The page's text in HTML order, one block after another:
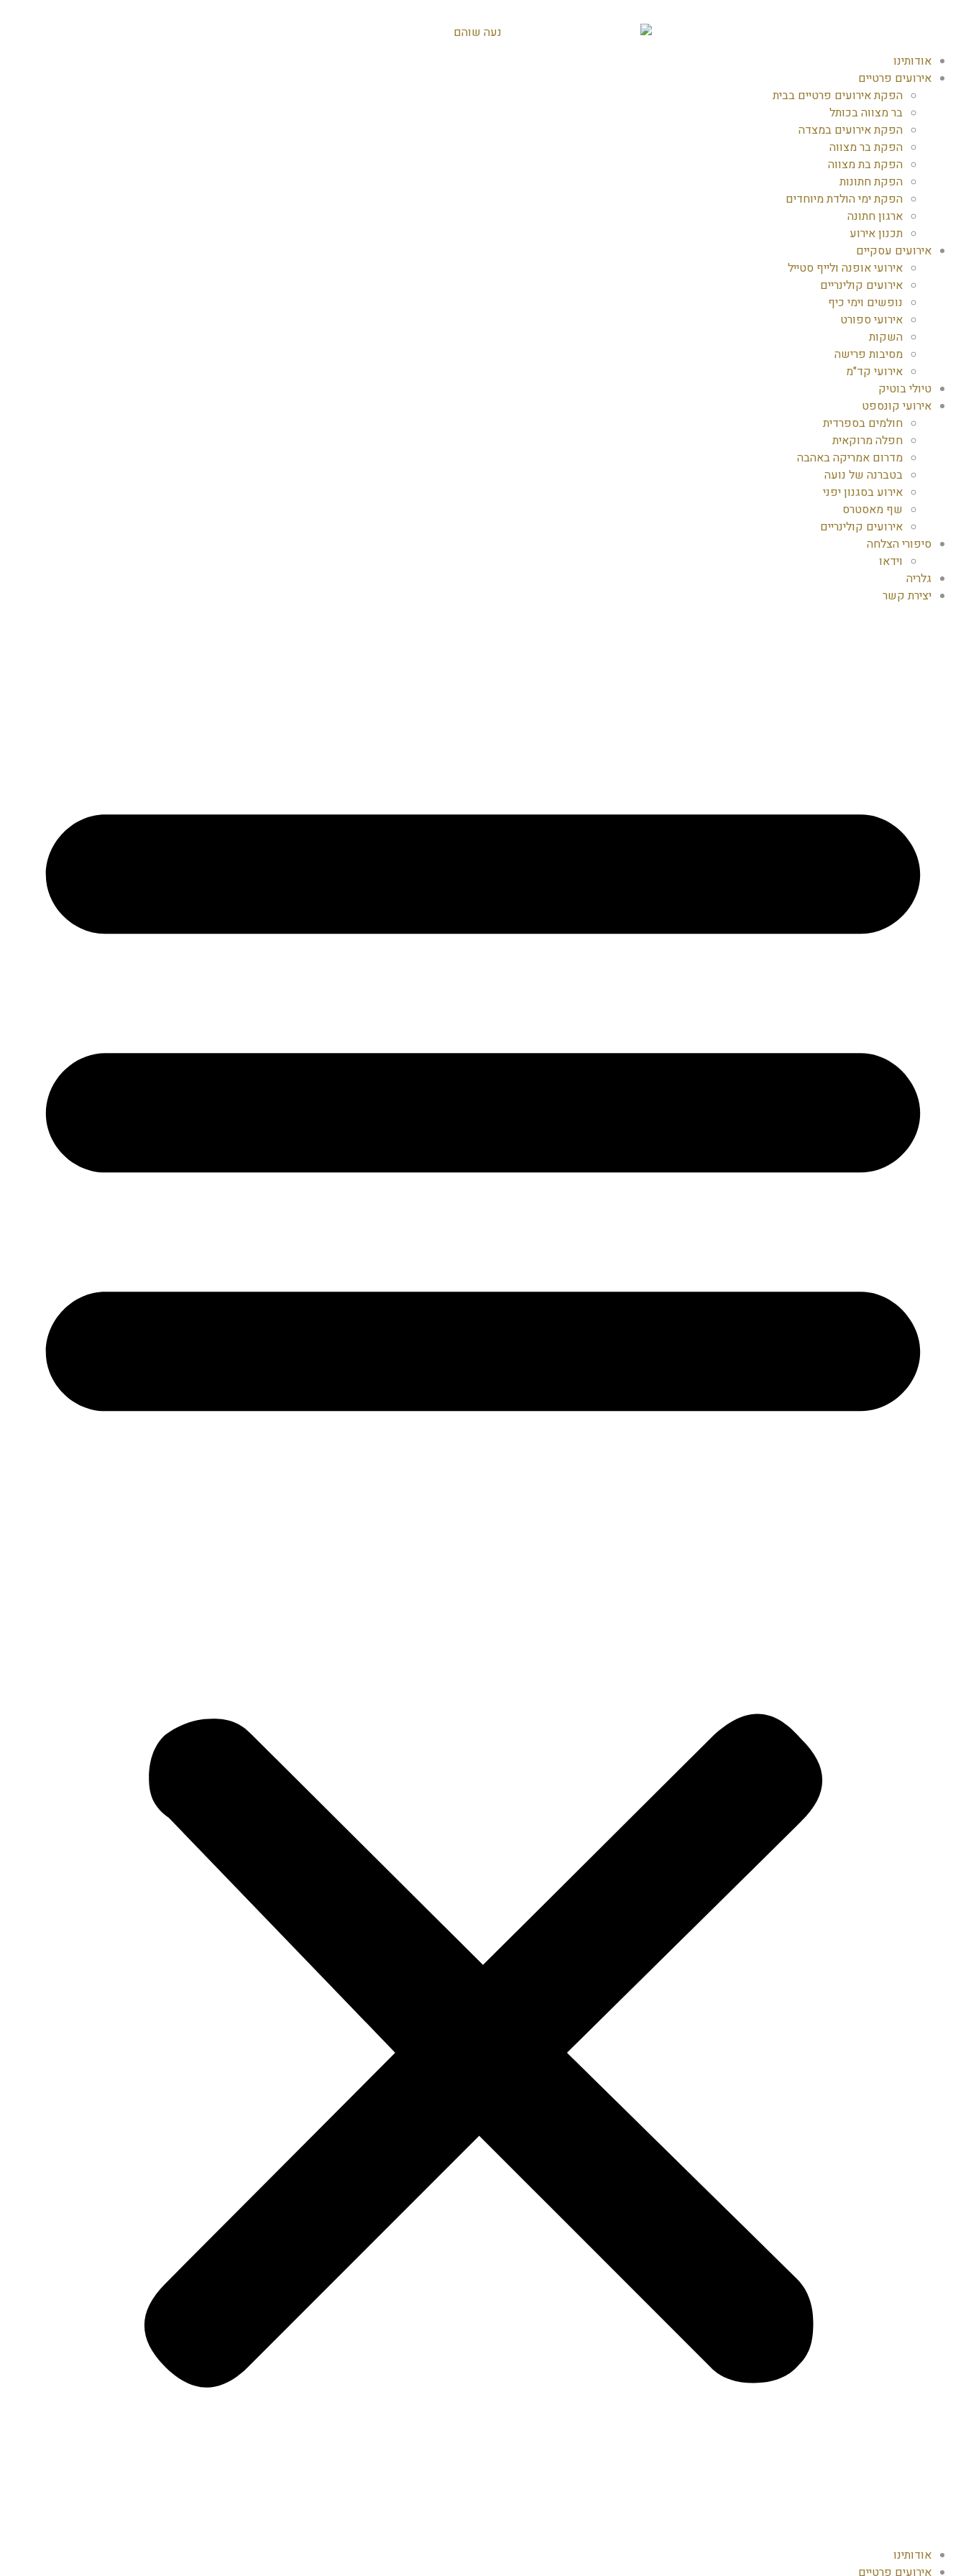
אודותינו
אירועים פרטיים
הפקת אירועים פרטיים בבית
בר מצווה בכותל
הפקת אירועים במצדה
הפקת בר מצווה
הפקת בת מצווה
הפקת חתונות
הפקת ימי הולדת מיוחדים
ארגון חתונה
תכנון אירוע
אירועים עסקיים
אירועי אופנה ולייף סטייל
אירועים קולינריים
נופשים וימי כיף
אירועי ספורט
השקות
מסיבות פרישה
אירועי קד"מ
טיולי בוטיק
אירועי קונספט
חולמים בספרדית
חפלה מרוקאית
מדרום אמריקה באהבה
בטברנה של נועה
אירוע בסגנון יפני
שף מאסטרס
אירועים קולינריים
סיפורי הצלחה
וידאו
גלריה
יצירת קשר
אודותינו
אירועים פרטיים